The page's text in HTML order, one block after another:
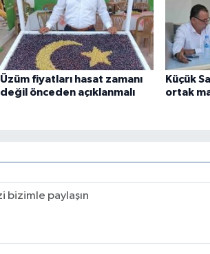
Üzüm fiyatları hasat zamanı
değil önceden açıklanmalı
Küçük
ortak